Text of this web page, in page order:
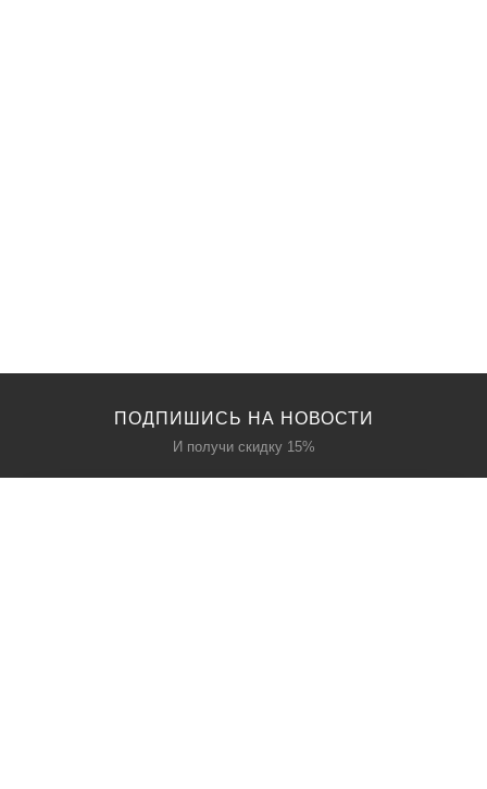
ПОДПИШИСЬ НА НОВОСТИ
И получи скидку 15%